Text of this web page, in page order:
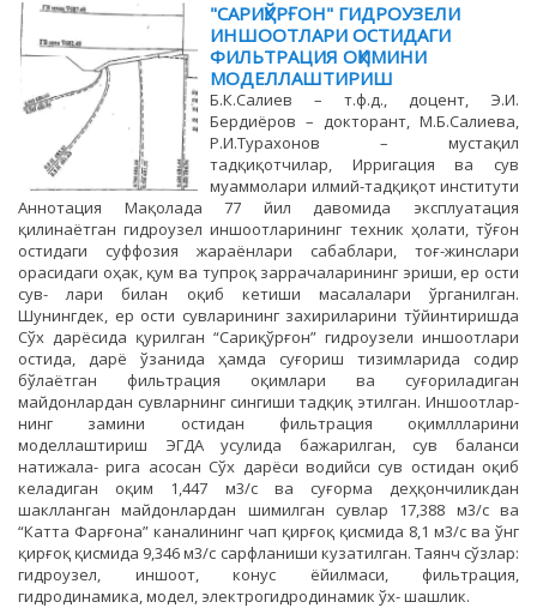
"САРИҚЎРҒОН" ГИДРОУЗЕЛИ
ИНШООТЛАРИ ОСТИДАГИ
ФИЛЬТРАЦИЯ ОҚИМИНИ
МОДЕЛЛАШТИРИШ
Б.К.Салиев – т.ф.д., доцент, Э.И.
Бердиёров – докторант, М.Б.Салиева,
Р.И.Турахонов – мустақил
тадқиқотчилар, Ирригация ва сув
муаммолари илмий-тадқиқот институти
Аннотация Мақолада 77 йил давомида эксплуатация
қилинаётган гидроузел иншоотларининг техник ҳолати, тўғон
остидаги суффозия жараёнлари сабаблари, тоғ-жинслари
орасидаги оҳак, қум ва тупроқ заррачаларининг эриши, ер ости
сув- лари билан оқиб кетиши масалалари ўрганилган.
Шунингдек, ер ости сувларининг захириларини тўйинтиришда
Сўх дарёсида қурилган “Сариқўрғон” гидроузели иншоотлари
остида, дарё ўзанида ҳамда суғориш тизимларида содир
бўлаётган фильтрация оқимлари ва суғориладиган
майдонлардан сувларнинг сингиши тадқиқ этилган. Иншоотлар-
нинг замини остидан фильтрация оқимллларини
моделлаштириш ЭГДА усулида бажарилган, сув баланси
натижала- рига асосан Сўх дарёси водийси сув остидан оқиб
келадиган оқим 1,447 м3/с ва суғорма деҳқончиликдан
шаклланган майдонлардан шимилган сувлар 17,388 м3/с ва
“Катта Фарғона” каналининг чап қирғоқ қисмида 8,1 м3/с ва ўнг
қирғоқ қисмида 9,346 м3/с сарфланиши кузатилган. Таянч сўзлар:
гидроузел, иншоот, конус ёйилмаси, фильтрация,
гидродинамика, модел, электрогидродинамик ўх- шашлик.